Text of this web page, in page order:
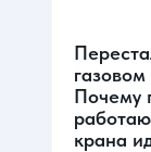
Почему
крана